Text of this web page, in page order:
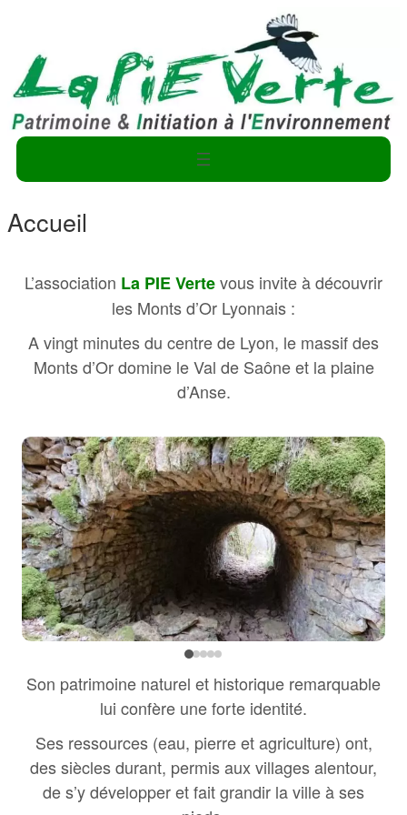
Accueil
L’association La PIE Vertevous invite à découvrir
les Monts d’Or Lyonnais :
A vingt minutes du centre de Lyon, le massif des
Monts d’Or domine le Val de Saône et la plaine
d’Anse.
Son patrimoine naturel et historique remarquable
lui confère une forte identité.
Ses ressources (eau, pierre et agriculture) ont,
des siècles durant, permis aux villages alentour,
de s’y développer et fait grandir la ville à ses